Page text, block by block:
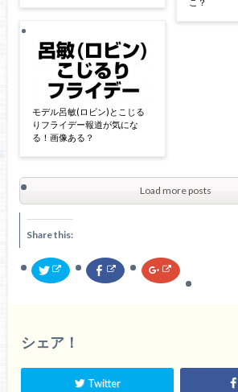
モデル呂敏(ロビン)とこじる
りフライデー報道が気にな
る！画像ある？
Load more posts
Share this:
ク
リ
ッ
w
i
t
F
c
有
る
ク
ッ
l
シェア！
Twitter